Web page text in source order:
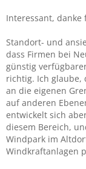
Interessant, danke
Standort- und
dass Firmen bei
günstig
richtig. Ich glaube,
an die eigenen
auf anderen
entwickelt sich
diesem Bereich,
Windpark im
Windkraftanlagen